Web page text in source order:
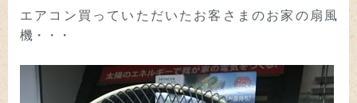
エアコン買っていただいたお客さまのお家の扇風
機・・・